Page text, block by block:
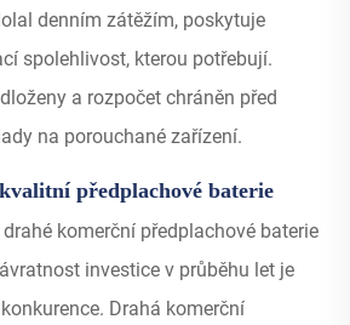
denním zátěžím, poskytuje
spolehlivost, kterou potřebují.
a rozpočet chráněn před
na porouchané zařízení.
předplachové baterie
komerční předplachové baterie
investice v průběhu let je
Drahá komerční